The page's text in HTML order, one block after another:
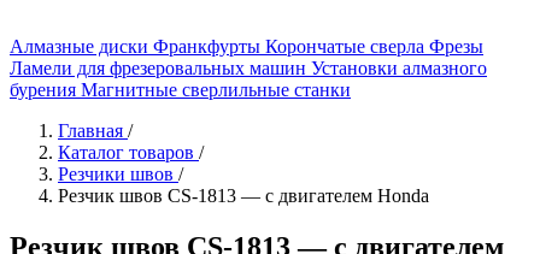
Алмазные диски Франкфурты Корончатые сверла Фрезы
Ламели для фрезеровальных машин Установки алмазного
бурения Магнитные сверлильные станки
Главная /
Каталог товаров /
Резчики швов /
Резчик швов CS-1813 — c двигателем Honda
Резчик швов CS-1813 — c двигателем